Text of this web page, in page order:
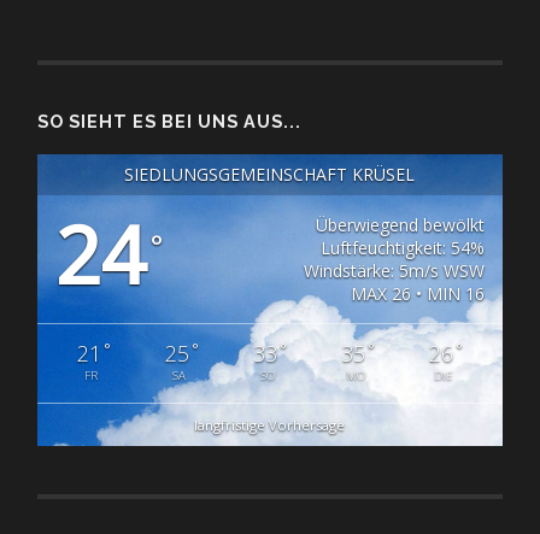
SO SIEHT ES BEI UNS AUS...
SIEDLUNGSGEMEINSCHAFT KRÜSEL
24°
Überwiegend bewölkt
Luftfeuchtigkeit: 54%
Windstärke: 5m/s WSW
MAX 26 • MIN 16
21 °
FR
25°
SA
33°
SO
35°
MO
26°
DIE
langfristige Vorhersage